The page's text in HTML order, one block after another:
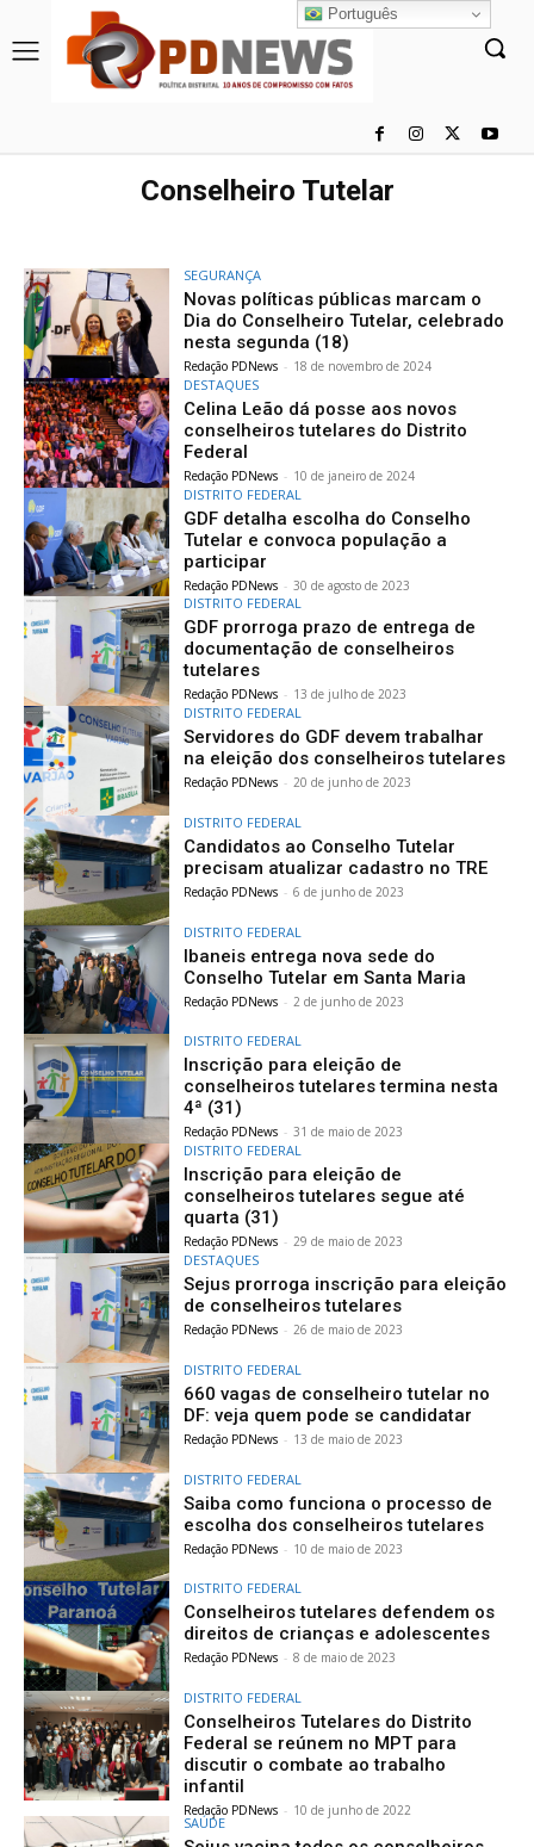
Conselheiro Tutelar
SEGURANÇA
Novas políticas públicas marcam o
Dia do Conselheiro Tutelar, celebrado
nesta segunda (18)
Redação PDNews - 18 de novembro de 2024
DESTAQUES
Celina Leão dá posse aos novos
conselheiros tutelares do Distrito
Federal
Redação PDNews - 10 de janeiro de 2024
DISTRITO FEDERAL
GDF detalha escolha do Conselho
Tutelar e convoca população a
participar
Redação PDNews - 30 de agosto de 2023
DISTRITO FEDERAL
GDF prorroga prazo de entrega de
documentação de conselheiros
tutelares
Redação PDNews - 13 de julho de 2023
DISTRITO FEDERAL
Servidores do GDF devem trabalhar
na eleição dos conselheiros tutelares
Redação PDNews - 20 de junho de 2023
DISTRITO FEDERAL
Candidatos ao Conselho Tutelar
precisam atualizar cadastro no TRE
Redação PDNews - 6 de junho de 2023
DISTRITO FEDERAL
Ibaneis entrega nova sede do
Conselho Tutelar em Santa Maria
Redação PDNews - 2 de junho de 2023
DISTRITO FEDERAL
Inscrição para eleição de
conselheiros tutelares termina nesta
4ª (31)
Redação PDNews - 31 de maio de 2023
DISTRITO FEDERAL
Inscrição para eleição de
conselheiros tutelares segue até
quarta (31)
Redação PDNews - 29 de maio de 2023
DESTAQUES
Sejus prorroga inscrição para eleição
de conselheiros tutelares
Redação PDNews - 26 de maio de 2023
DISTRITO FEDERAL
660 vagas de conselheiro tutelar no
DF: veja quem pode se candidatar
Redação PDNews - 13 de maio de 2023
DISTRITO FEDERAL
Saiba como funciona o processo de
escolha dos conselheiros tutelares
Redação PDNews - 10 de maio de 2023
DISTRITO FEDERAL
Conselheiros tutelares defendem os
direitos de crianças e adolescentes
Redação PDNews - 8 de maio de 2023
DISTRITO FEDERAL
Conselheiros Tutelares do Distrito
Federal se reúnem no MPT para
discutir o combate ao trabalho
infantil
Redação PDNews - 10 de junho de 2022
SAÚDE
Português